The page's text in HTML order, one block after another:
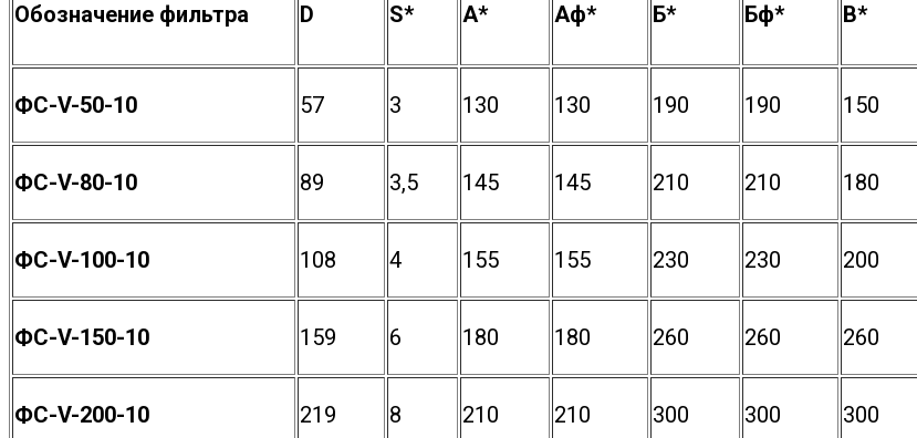
Обозначение фильтра D S* A* Аф* Б* Бф* В*
ФС-V-50-10 57 3 130 130 190 190 150
ФС-V-80-10 89 3,5 145 145 210 210 180
ФС-V-100-10 108 4 155 155 230 230 200
ФС-V-150-10 159 6 180 180 260 260 260
ФС-V-200-10 219 8 210 210 300 300 300